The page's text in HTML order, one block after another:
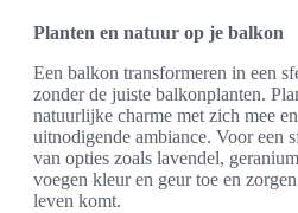
Planten en natuur op je balkon
Een balkon transformeren in een
zonder de juiste balkonplanten.
natuurlijke charme met zich mee
uitnodigende ambiance. Voor een
van opties zoals lavendel,
voegen kleur en geur toe en
leven komt.